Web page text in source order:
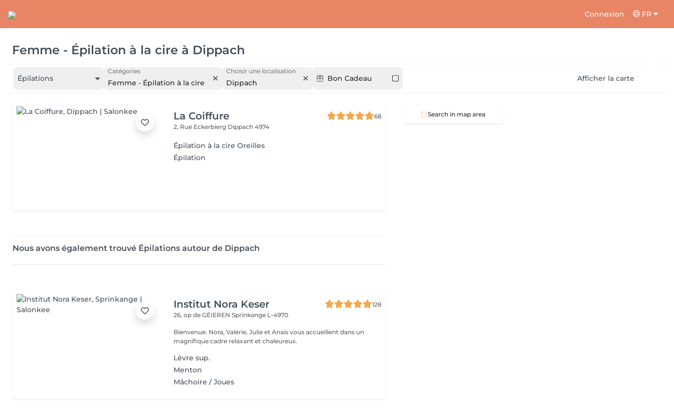
Connexion FR
Femme - Épilation à la cire à Dippach
Épilations
Catégories
Femme - Épilation à la cire
Choisir une localisation
Dippach Bon Cadeau Afficher la carte
La Coiffure
68
2, Rue Eckerbierg Dippach 4974
Épilation à la cire Oreilles
Épilation
Nous avons également trouvé Épilations autour de Dippach
Institut Nora Keser
128
26, op de GÉIERENSprinkange L-4970
Bienvenue. Nora, Valérie, Julie et Anaïs vous accueillent dans un
magnifique cadre relaxant et chaleureux.
Lèvre sup.
Menton
Mâchoire / Joues
Search in map area